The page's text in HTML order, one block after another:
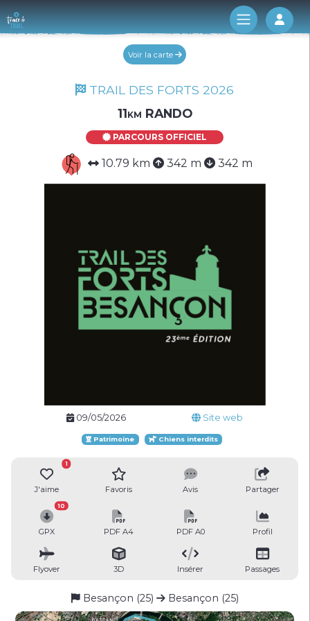
Log
Voir la carte
TRAIL DES FORTS 2026
11km RANDO
PARCOURS OFFICIEL
10.79 km 342 m 342 m
09/05/2026 Site web
Patrimoine Chiens interdits
J'aime
1
Favoris Avis Partager
GPX
10
PDF A4 PDF A0 Profil
Flyover 3D Insérer Passages
Besançon (25) Besançon (25)